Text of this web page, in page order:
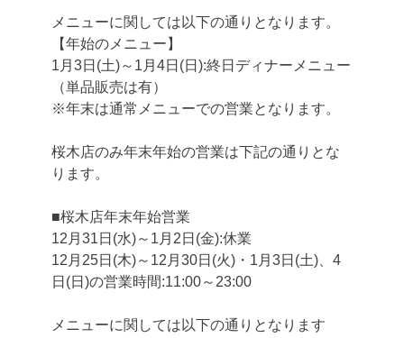
メニューに関しては以下の通りとなります。
【年始のメニュー】
1月3日(土)～1月4日(日):終日ディナーメニュー
（単品販売は有）
※年末は通常メニューでの営業となります。
桜木店のみ年末年始の営業は下記の通りとな
ります。
■桜木店年末年始営業
12月31日(水)～1月2日(金):休業
12月25日(木)～12月30日(火)・1月3日(土)、4
日(日)の営業時間:11:00～23:00
メニューに関しては以下の通りとなります